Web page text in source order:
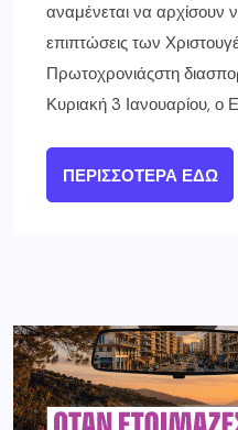
αναμένεται να αρχίσουν
επιπτώσεις των
Πρωτοχρονιάςστη
Κυριακή 3 Ιανουαρίου,
ΠΕΡΙΣΣΌΤΕΡΑ ΕΔΏ